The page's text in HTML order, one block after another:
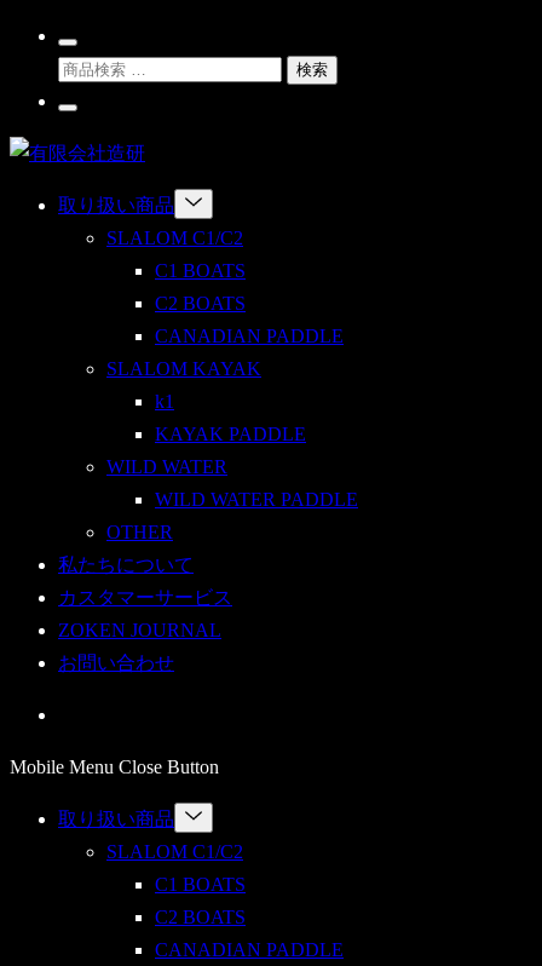
Skip
content
Search
Toggle
検
索
象:
検索
Go
My
有
会
社
造
研
取り扱い商品
Menu
Toggle
SLALOM C1/C2
C1 BOATS
C2 BOATS
CANADIAN PADDLE
SLALOM KAYAK
k1
KAYAK PADDLE
WILD WATER
WILD WATER PADDLE
OTHER
私たちについて
カスタマーサービス
ZOKEN JOURNAL
お問い合わせ
Mobile Menu Close Button
取り扱い商品
Menu
Toggle
SLALOM C1/C2
C1 BOATS
C2 BOATS
CANADIAN PADDLE